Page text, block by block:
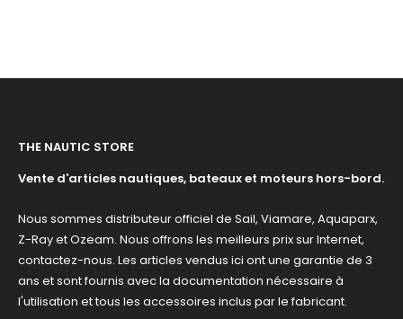
THE NAUTIC STORE
Vente d'articles nautiques, bateaux et moteurs hors-bord.
Nous sommes distributeur officiel de Sail, Viamare, Aquaparx,
Z-Ray et Ozeam. Nous offrons les meilleurs prix sur Internet,
contactez-nous. Les articles vendus ici ont une garantie de 3
ans et sont fournis avec la documentation nécessaire à
l'utilisation et tous les accessoires inclus par le fabricant.